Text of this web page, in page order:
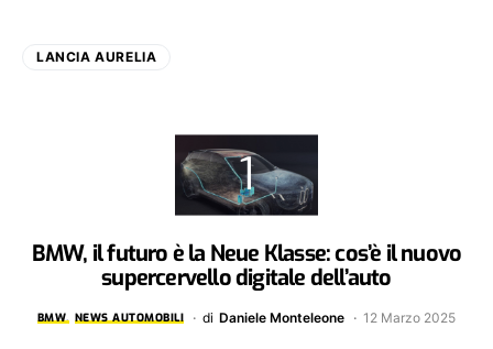
LANCIA AURELIA
BMW, il futuro è la Neue Klasse: cos’è il nuovo
supercervello digitale dell’auto
BMW NEWS AUTOMOBILI di Daniele Monteleone 12 Marzo 2025